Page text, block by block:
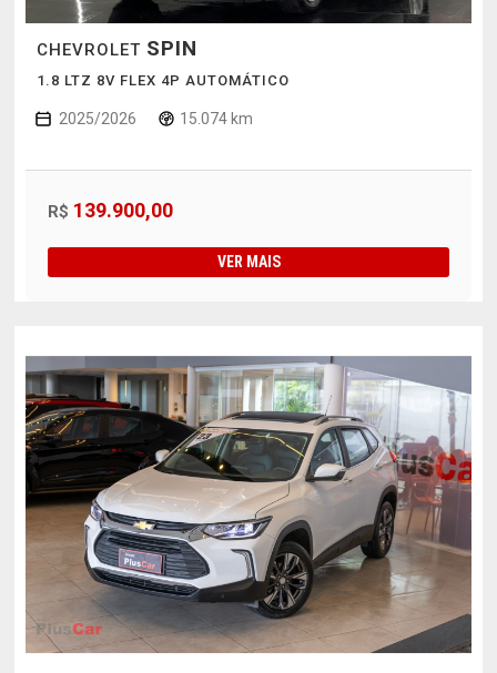
CHEVROLET SPIN
1.8 LTZ 8V FLEX 4P AUTOMÁTICO
2025/2026 15.074 km
R$ 139.900,00
VER MAIS